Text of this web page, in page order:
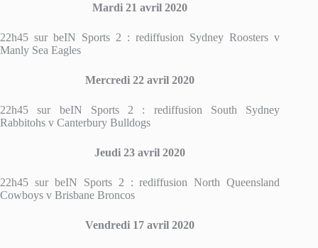
Mardi 21 avril 2020
22h45 sur beIN Sports 2 : rediffusion Sydney Roosters v
Manly Sea Eagles
Mercredi 22 avril 2020
22h45 sur beIN Sports 2 : rediffusion South Sydney
Rabbitohs v Canterbury Bulldogs
Jeudi 23 avril 2020
22h45 sur beIN Sports 2 : rediffusion North Queensland
Cowboys v Brisbane Broncos
Vendredi 17 avril 2020